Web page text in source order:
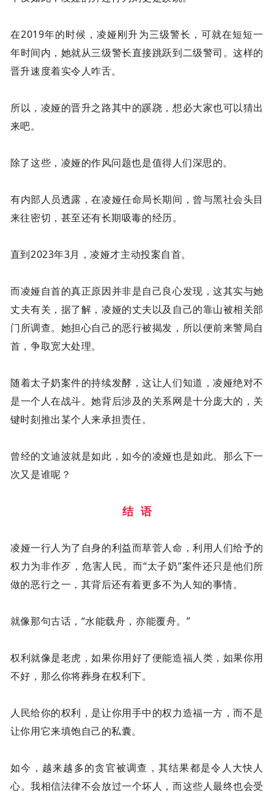
在2019年的时候，凌娅刚升为三级警长，可就在短短一
年时间内，她就从三级警长直接跳跃到二级警司。这样的
晋升速度着实令人咋舌。
所以，凌娅的晋升之路其中的蹊跷，想必大家也可以猜出
来吧。
除了这些，凌娅的作风问题也是值得人们深思的。
有内部人员透露，在凌娅任命局长期间，曾与黑社会头目
来往密切，甚至还有长期吸毒的经历。
直到2023年3月，凌娅才主动投案自首。
而凌娅自首的真正原因并非是自己良心发现，这其实与她
丈夫有关，据了解，凌娅的丈夫以及自己的靠山被相关部
门所调查。她担心自己的恶行被揭发，所以便前来警局自
首，争取宽大处理。
随着太子奶案件的持续发酵，这让人们知道，凌娅绝对不
是一个人在战斗。她背后涉及的关系网是十分庞大的，关
键时刻推出某个人来承担责任。
曾经的文迪波就是如此，如今的凌娅也是如此。那么下一
次又是谁呢？
结 语
凌娅一行人为了自身的利益而草菅人命，利用人们给予的
权力为非作歹，危害人民。而“太子奶”案件还只是他们所
做的恶行之一，其背后还有着更多不为人知的事情。
就像那句古话，“水能载舟，亦能覆舟。”
权利就像是老虎，如果你用好了便能造福人类，如果你用
不好，那么你将葬身在权利下。
人民给你的权利，是让你用手中的权力造福一方，而不是
让你用它来填饱自己的私囊。
如今，越来越多的贪官被调查，其结果都是令人大快人
心。我相信法律不会放过一个坏人，而这些人最终也会受